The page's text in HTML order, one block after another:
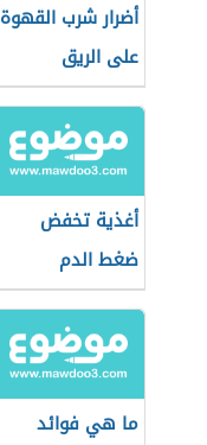
أضرار شرب القهوة
على الريق
أغذية تخفض
ضغط الدم
ما هي فوائد